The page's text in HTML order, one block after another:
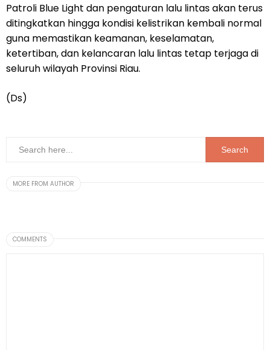
Patroli Blue Light dan pengaturan lalu lintas akan terus
ditingkatkan hingga kondisi kelistrikan kembali normal
guna memastikan keamanan, keselamatan,
ketertiban, dan kelancaran lalu lintas tetap terjaga di
seluruh wilayah Provinsi Riau.
(Ds)
MORE FROM AUTHOR
COMMENTS